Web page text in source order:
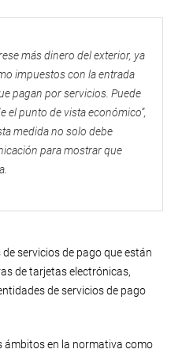
más dinero del exterior, ya
impuestos con la entrada
pagan por servicios. Puede
el punto de vista económico”,
medida no solo debe
para mostrar que
servicios de pago que están
de tarjetas electrónicas,
de servicios de pago
ámbitos en la normativa como